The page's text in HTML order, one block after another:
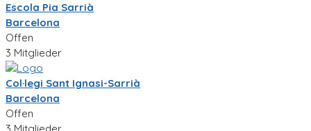
Escola Pia Sarrià
Barcelona
Offen
3 Mitglieder
Col·legi Sant Ignasi-Sarrià
Barcelona
Offen